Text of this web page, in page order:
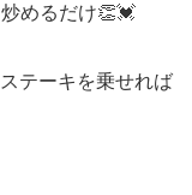
めるだけ👏💓
テーキを乗せれば